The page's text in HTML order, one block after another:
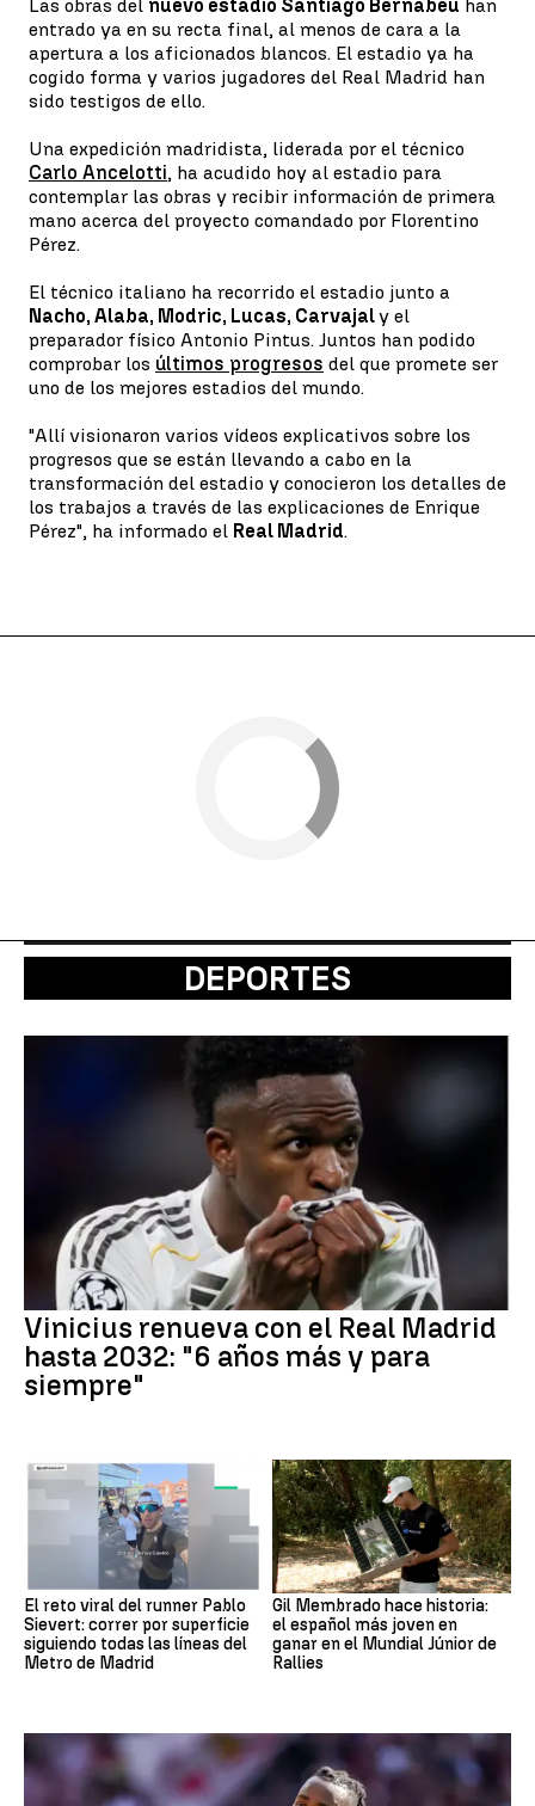
Las obras del nuevo estadio Santiago Bernabéu han
entrado ya en su recta final, al menos de cara a la
apertura a los aficionados blancos. El estadio ya ha
cogido forma y varios jugadores del Real Madrid han
sido testigos de ello.
Una expedición madridista, liderada por el técnico
Carlo Ancelotti, ha acudido hoy al estadio para
contemplar las obras y recibir información de primera
mano acerca del proyecto comandado por Florentino
Pérez.
El técnico italiano ha recorrido el estadio junto a
Nacho, Alaba, Modric, Lucas, Carvajaly el
preparador físico Antonio Pintus. Juntos han podido
comprobar los últimos progresos del que promete ser
uno de los mejores estadios del mundo.
"Allí visionaron varios vídeos explicativos sobre los
progresos que se están llevando a cabo en la
transformación del estadio y conocieron los detalles de
los trabajos a través de las explicaciones de Enrique
Pérez", ha informado el Real Madrid.
DEPORTES
Vinicius renueva con el Real Madrid
hasta 2032: "6 años más y para
siempre"
El reto viral del runner Pablo
Sievert: correr por superficie
siguiendo todas las líneas del
Metro de Madrid
Gil Membrado hace historia:
el español más joven en
ganar en el Mundial Júnior de
Rallies